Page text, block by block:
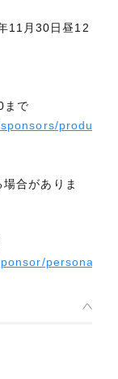
11月30日昼12
まで
合がありま
personal/